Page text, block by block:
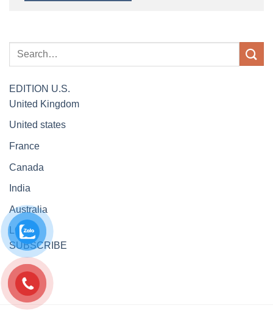
EDITION U.S.
United Kingdom
United states
France
Canada
India
Australia
LOGIN
SUBSCRIBE